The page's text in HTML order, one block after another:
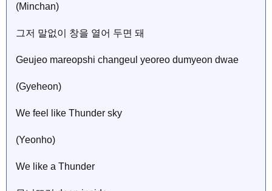
(Minchan)
그저 말없이 창을 열어 두면 돼
Geujeo mareopshi changeul yeoreo dumyeon dwae
(Gyeheon)
We feel like Thunder sky
(Yeonho)
We like a Thunder